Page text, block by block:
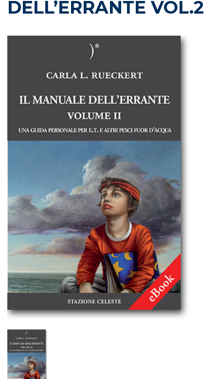
DELL’ERRANTE VOL.2